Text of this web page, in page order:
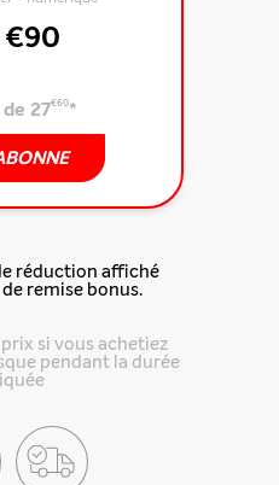
€90
27€60*
réduction affiché
remise bonus.
si vous achetiez
pendant la durée